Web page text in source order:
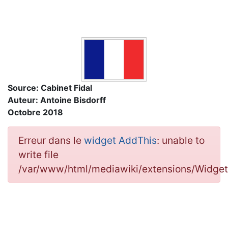
Source: Cabinet Fidal
Auteur: Antoine Bisdorff
Octobre 2018
Erreur dans le widget AddThis: unable to
write file
/var/www/html/mediawiki/extensions/